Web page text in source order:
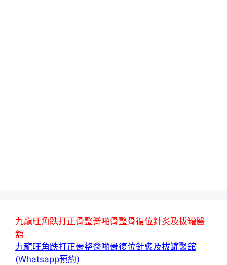
九龍旺角跌打正骨整脊啪骨整骨復位針炙及拔罐醫
舘
九龍旺角跌打正骨整脊啪骨復位針炙及拔罐醫舘
(Whatsapp預約)